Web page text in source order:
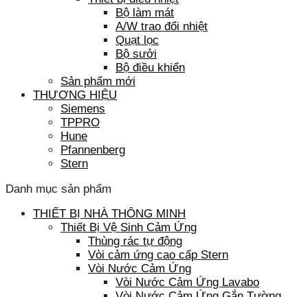
Bộ làm mát
A/W trao đổi nhiệt
Quạt lọc
Bộ sưởi
Bộ điều khiển
Sản phẩm mới
THƯƠNG HIỆU
Siemens
TPPRO
Hune
Pfannenberg
Stern
Danh mục sản phẩm
THIẾT BỊ NHÀ THÔNG MINH
Thiết Bị Vệ Sinh Cảm Ứng
Thùng rác tự động
Vòi cảm ứng cao cấp Stern
Vòi Nước Cảm Ứng
Vòi Nước Cảm Ứng Lavabo